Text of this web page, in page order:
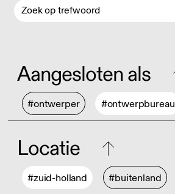
Aangesloten als
#ontwerper #ontwerpbureau
Locatie
#zuid-holland #buitenland